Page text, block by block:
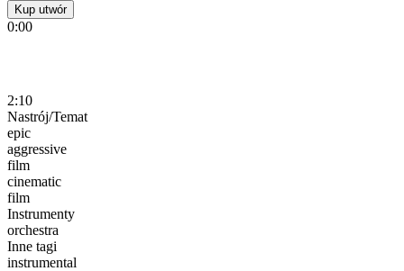
Kup utwór
0:00
2:10
Nastrój/Temat
epic
aggressive
film
cinematic
film
Instrumenty
orchestra
Inne tagi
instrumental